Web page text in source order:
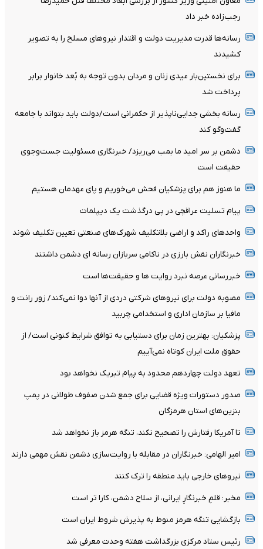
رجب‌زاده خبر داد
رسانه‌ها قدرت مدیریت دولت و اقتدار نیروهای مسلح را به تصویر
کشیدند
برای نخستین‌بار عیدی زنان و مردان بدون توجه به بُعد خانوار برابر
پرداخت شد
رسانه بخشی جدایی‌ناپذیر از حکمرانی است/دولت باید بتواند با جامعه
گفت‌وگو کند
دشمن بر سر امید ما بمب می‌ریزد/ خبرنگاری مسئولیت جست‌وجوی
حقیقت است
ما هنوز هم برای پزشکیان فحش می‌خوریم و پای عهدمان هستیم
پیام تسلیت عراقچی در پی درگذشت یک دیپلمات
واحدهای راکد و اراضی بلاتکلیف شهرک‌های صنعتی تعیین تکلیف شوند
خبرنگاران نقش بارزی در ناکامی سربازان رسانه ای دشمن داشتند
خبررسانی عرصه نبرد روایت ها و حقیقت‌ها است
مصوبه دولت برای نیروهای شرکتی دردی از آنها دوا نمی‌کند/ زور رانت و
مافیا بر سازمان اداری و استخدامی چربید
پزشکیان‌: بهترین زمان برای دستیابی به توافق شرایط کنونی است/ از
حقوق ملت ایران کوتاه نمی‌آییم
تعهد دولت چهاردهم محدود به پیام تبریک نخواهد بود
صدور دستورات ویژه قضایی برای جمع شدن صفوف طولانی در پمپ
بنزین‌های استان هرمزگان
تا آمریکا رفتارش را تصحیح نکند، تنگه هرمز باز نخواهد شد
امیر الهامی: خبرنگاران در مقابله با روایت‌سازی دشمن نقش مهمی دارند
نیرو‌های خارجی باید منطقه را ترک کنند
مخبر: قلمِ خبرنگارِ ایرانی، از سلاح دشمن، کارا تر است
بازگشایی تنگه هرمز منوط به پذیرش شروط ایران است
رئیس ستاد مرکزی بزرگداشت هفته وحدت معرفی شد